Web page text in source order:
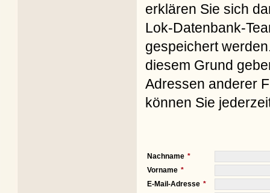
erklären Sie sich
Lok-Datenbank-
gespeichert
diesem Grund
Adressen anderer
können Sie
Nachname
Vorname
E-Mail-Adresse